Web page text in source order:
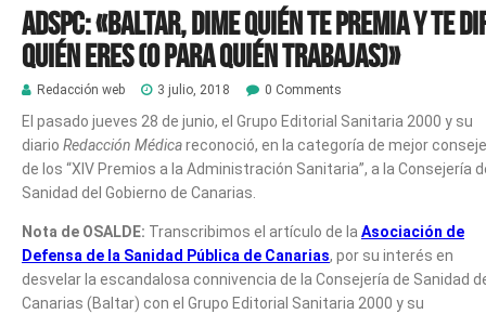
ADSPC: «Baltar, dime quién te premia y te
quién eres (o para quién trabajas)»
Redacción web 3 julio, 2018 0 Comments
El pasado jueves 28 de junio, el Grupo Editorial Sanitaria 2000 y su
diario Redacción Médicareconoció, en la categoría de mejor
de los “XIV Premios a la Administración Sanitaria”, a la Consejería
Sanidad del Gobierno de Canarias.
Nota de OSALDE: Transcribimos el artículo de la Asociación de
Defensa de la Sanidad Pública de Canarias, por su interés en
desvelar la escandalosa connivencia de la Consejería de Sanidad
Canarias (Baltar) con el Grupo Editorial Sanitaria 2000 y su